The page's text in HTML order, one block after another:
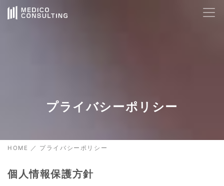
プライバシーポリシー
HOME ／ プライバシーポリシー
個人情報保護方針